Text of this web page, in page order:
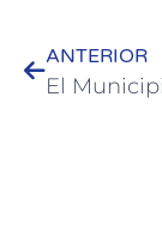
ANTERIOR